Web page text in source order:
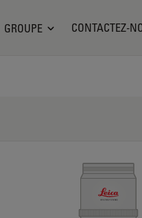
GROUPE CONTACTEZ-